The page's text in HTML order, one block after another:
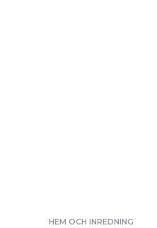
HEM OCH INREDNING